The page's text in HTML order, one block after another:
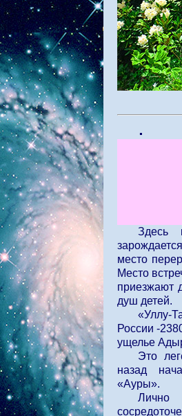
.
Здесь
место
Место
приезжают
душ детей.
«Уллу-
России -
ущелье
Это
назад
«Ауры».